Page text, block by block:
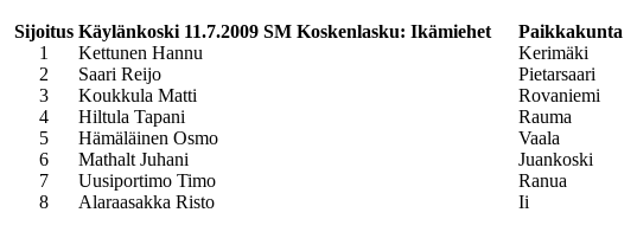
Sijoitus Käylänkoski 11.7.2009 SM Koskenlasku: Ikämiehet Paikkakunta
1
Kettunen Hannu Kerimäki
2
Saari Reijo Pietarsaari
3
Koukkula Matti Rovaniemi
4
Hiltula Tapani Rauma
5
Hämäläinen Osmo Vaala
6
Mathalt Juhani Juankoski
7
Uusiportimo Timo Ranua
8
Alaraasakka Risto Ii